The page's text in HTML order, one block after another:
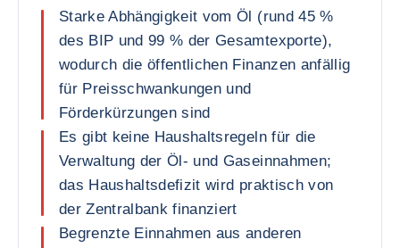
Starke Abhängigkeit vom Öl (rund 45 %
des BIP und 99 % der Gesamtexporte),
wodurch die öffentlichen Finanzen anfällig
für Preisschwankungen und
Förderkürzungen sind
Es gibt keine Haushaltsregeln für die
Verwaltung der Öl- und Gaseinnahmen;
das Haushaltsdefizit wird praktisch von
der Zentralbank finanziert
Begrenzte Einnahmen aus anderen